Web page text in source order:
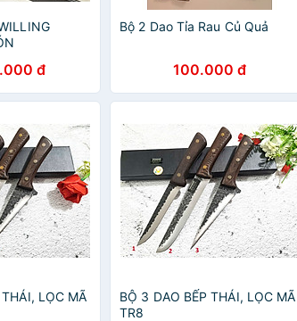
đ
Bộ 2 Dao Tỉa Rau Củ Quả
100.000 đ
LỌC MÃ
BỘ 3 DAO BẾP THÁI, LỌC MÃ
TR8